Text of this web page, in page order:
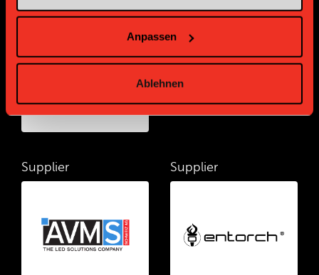
Anpassen
Ablehnen
Bronze Partner
Supplier Supplier